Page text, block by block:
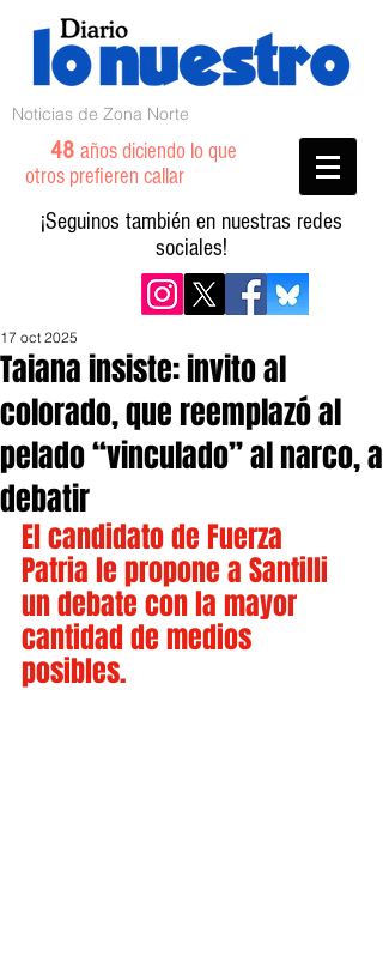
Noticias de Zona Norte
48 años diciendo lo que
otros prefieren callar
¡Seguinos también en nuestras redes
sociales!
Taiana insiste: invito al
colorado, que reemplazó al
pelado “vinculado” al narco, a
debatir
17 oct 2025
El candidato de Fuerza
Patria le propone a Santilli
un debate con la mayor
cantidad de medios
posibles.